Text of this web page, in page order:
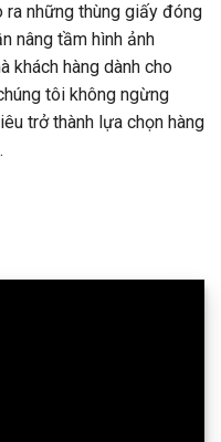
ra những thùng giấy đóng
nâng tầm hình ảnh
khách hàng dành cho
tôi không ngừng
trở thành lựa chọn hàng